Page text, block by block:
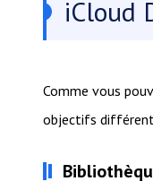
iCloud
Comme vous
objectifs